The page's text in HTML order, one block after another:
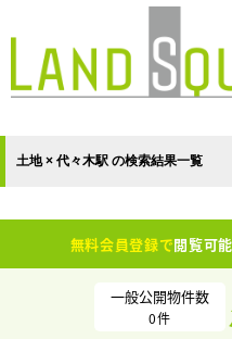
土地 × 代々木駅 の検索結果一覧
無料会員登録で閲覧可
一般公開物件数
0件